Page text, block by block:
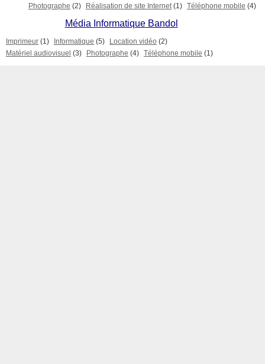
Photographe (2) Réalisation de site Internet (1) Téléphone mobile (4)
Média Informatique Bandol
Imprimeur (1) Informatique (5) Location vidéo (2)
Matériel audiovisuel (3) Photographe (4) Téléphone mobile (1)